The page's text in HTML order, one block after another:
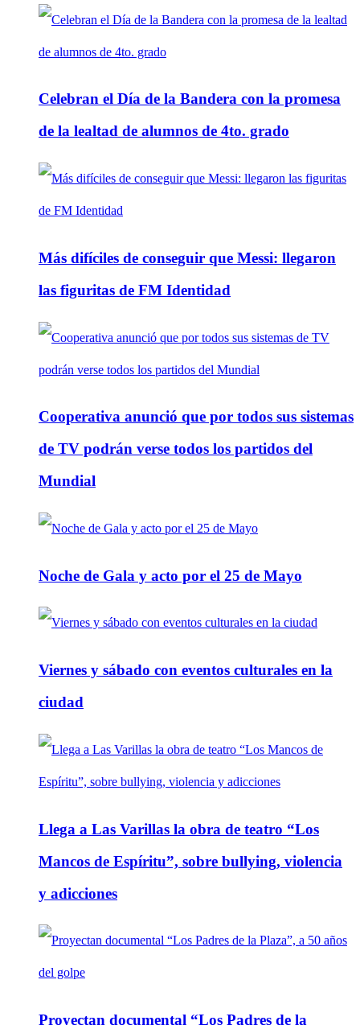
Celebran el Día de la Bandera con la promesa
de la lealtad de alumnos de 4to. grado
Más difíciles de conseguir que Messi: llegaron
las figuritas de FM Identidad
Cooperativa anunció que por todos sus sistemas
de TV podrán verse todos los partidos del
Mundial
Noche de Gala y acto por el 25 de Mayo
Viernes y sábado con eventos culturales en la
ciudad
Llega a Las Varillas la obra de teatro “Los
Mancos de Espíritu”, sobre bullying, violencia
y adicciones
Proyectan documental “Los Padres de la